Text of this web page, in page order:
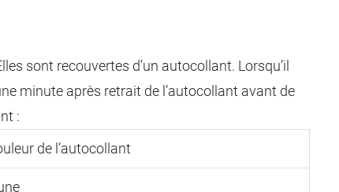
sont recouvertes d’un autocollant. Lorsqu’il
minute après retrait de l’autocollant avant de
:
de l’autocollant